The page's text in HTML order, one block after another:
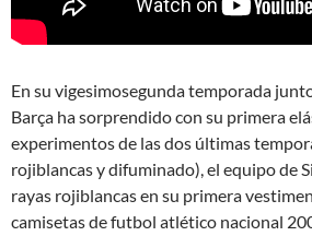
En su vigesimosegunda temporada
Barça ha sorprendido con su primera
experimentos de las dos últimas
rojiblancas y difuminado), el equipo de
rayas rojiblancas en su primera
camisetas de futbol atlético nacional